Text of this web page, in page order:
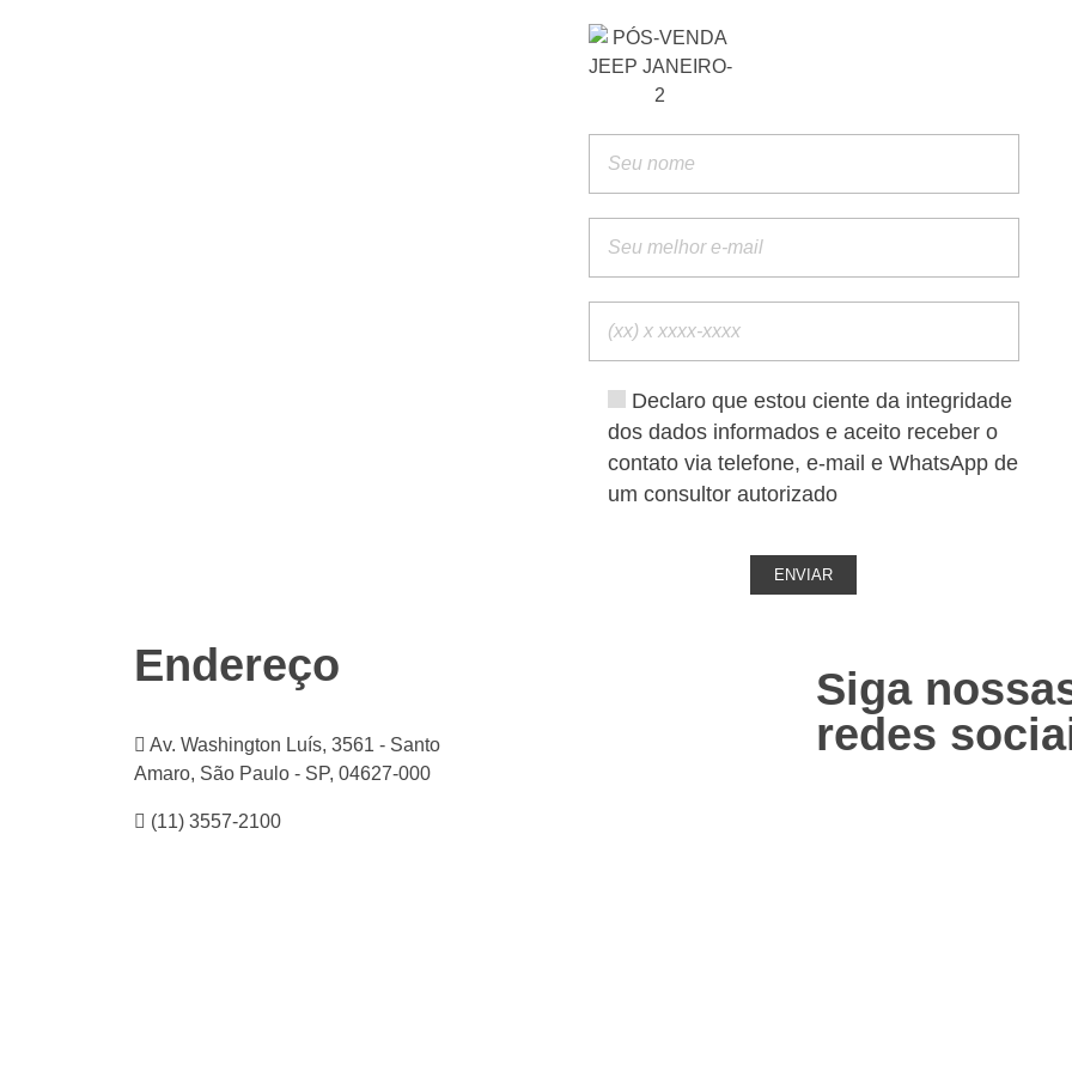
Declaro que estou ciente da integridade
dos dados informados e aceito receber o
contato via telefone, e-mail e WhatsApp de
um consultor autorizado
Endereço
Av. Washington Luís, 3561 - Santo
Amaro, São Paulo - SP, 04627-000
(11) 3557-2100
Siga
redes